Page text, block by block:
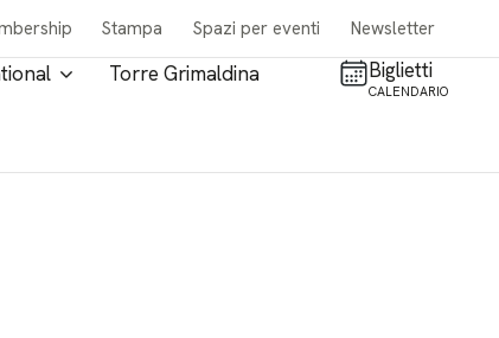
Stampa Spazi per eventi Newsletter
Torre Grimaldina Biglietti
CALENDARIO